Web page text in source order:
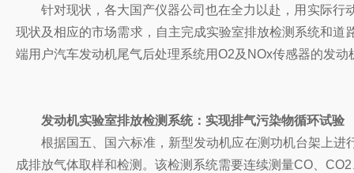
针对现状，各大国产仪器公司也在全力以赴，用实际
现状及相应的市场需求，自主完成实验室排放检测系统和
端用户汽车发动机尾气后处理系统用O2及NOx传感器的发
发动机实验室排放检测系统：实现排气污染物循环试验
根据国五、国六标准，新型发动机应在测功机台架上
成排放气体取样和检测。该检测系统需要连续测量CO、